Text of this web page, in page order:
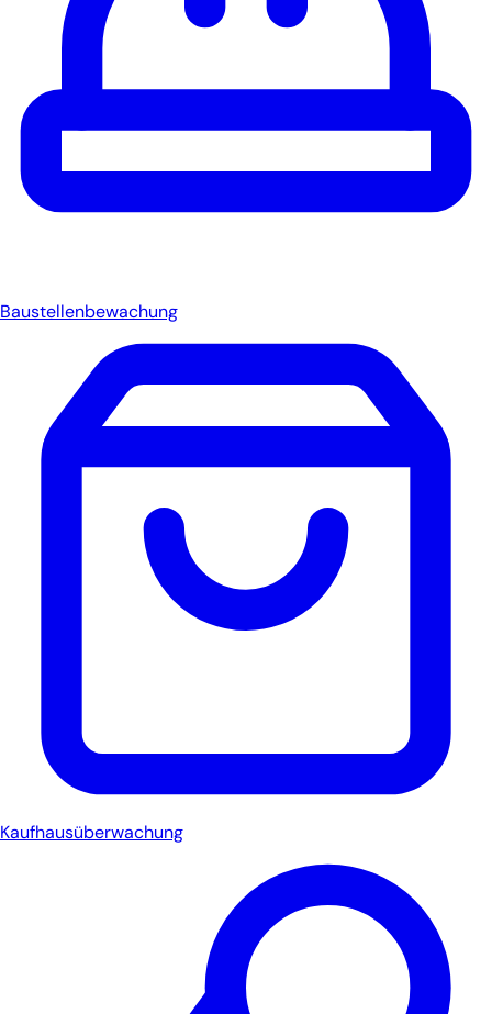
Baustellenbewachung
Kaufhausüberwachung